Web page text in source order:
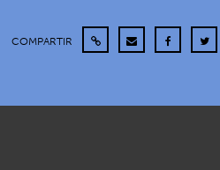
COMPARTIR